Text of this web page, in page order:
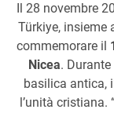
Il 28 novembre
Türkiye, insieme
commemorare il
Nicea. Durante
basilica antica,
l’unità cristiana.